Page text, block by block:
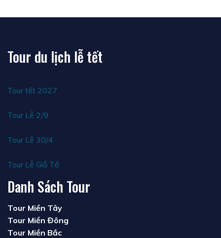
Tour du lịch lễ tết
Tour tết 2027
Tour Lễ 2/9
Tour Lễ 30/4
Tour Lễ Giỗ Tổ
Danh Sách Tour
Tour Miền Tây
Tour Miền Đông
Tour Miền Bắc